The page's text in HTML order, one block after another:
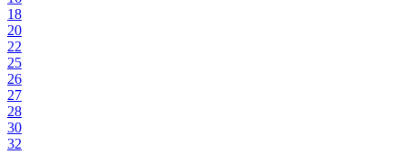
18
20
22
25
26
27
28
30
32